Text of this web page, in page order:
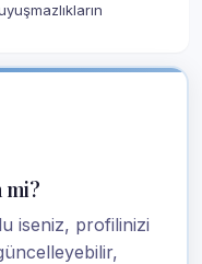
mi?
iseniz, profilinizi